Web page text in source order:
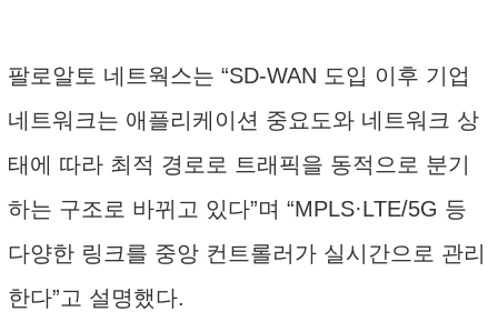
팔로알토 네트웍스는 “SD-WAN 도입 이후 기업
네트워크는 애플리케이션 중요도와 네트워크 상
태에 따라 최적 경로로 트래픽을 동적으로 분기
하는 구조로 바뀌고 있다”며 “MPLS·LTE/5G 등
다양한 링크를 중앙 컨트롤러가 실시간으로 관리
한다”고 설명했다.